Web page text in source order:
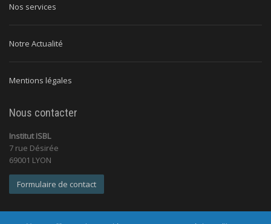
Nos services
Notre Actualité
Mentions légales
Nous contacter
Institut ISBL
7 rue Désirée
69001 LYON
Formulaire de contact